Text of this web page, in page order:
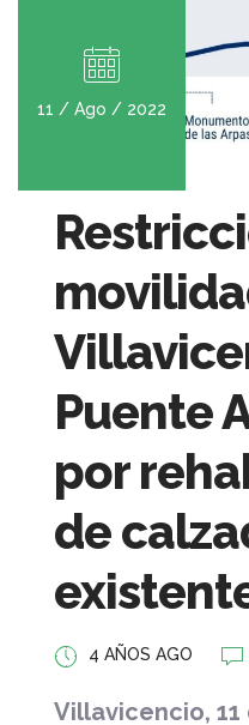
11 / Ago / 2022
Puente
por
de
4 AÑOS AGO
Villavicencio, 11